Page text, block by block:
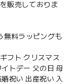
販売しておりま
無料ラッピングも
フト クリスマス
トデー 父の日 母
祝い 出産祝い 入